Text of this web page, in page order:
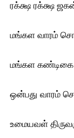
ரக்க்ஷ ரக்க்ஷ
மங்கள வாரம்
மங்கள
ஒன்பது வாரம்
உமையவள்